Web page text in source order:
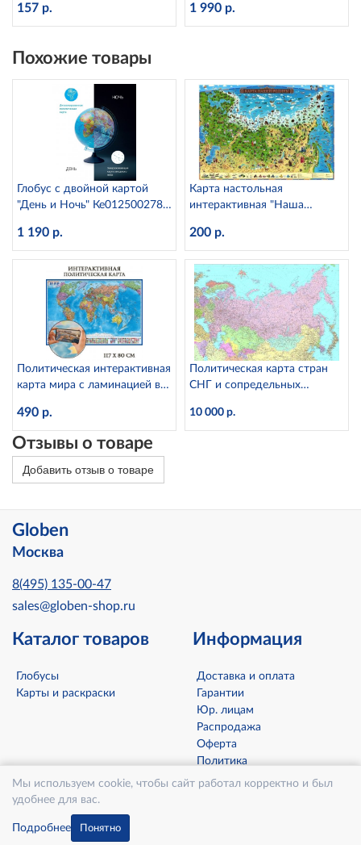
Мы используем cookie, чтобы сайт работал корректно и был
удобнее для вас.
Подробнее Понятно
(капсульная ламинация)
157 р. 1 990 р.
Похожие товары
Глобус с двойной картой
"День и Ночь" Ке012500278
1 190 р.
Карта настольная
интерактивная "Наша
КН030 (капсульная
ламинация)
200 р.
Политическая интерактивная
карта мира с ламинацией в
490 р.
Политическая карта стран
СНГ и сопредельных
10 000 р.
Отзывы о товаре
Добавить отзыв о товаре
Globen
Москва
8(495) 135-00-47
sales@globen-shop.ru
Каталог товаров
Глобусы
Карты и раскраски
Информация
Доставка и оплата
Гарантии
Юр. лицам
Распродажа
Оферта
Политика
конфиденциальности